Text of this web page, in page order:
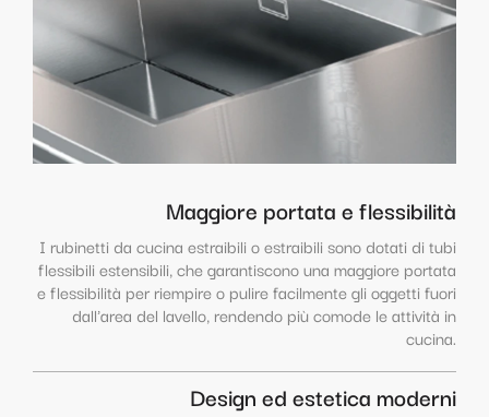
Maggiore portata e flessibilità
I rubinetti da cucina estraibili o estraibili sono dotati di tubi
flessibili estensibili, che garantiscono una maggiore portata
e flessibilità per riempire o pulire facilmente gli oggetti fuori
dall'area del lavello, rendendo più comode le attività in
cucina.
Design ed estetica moderni